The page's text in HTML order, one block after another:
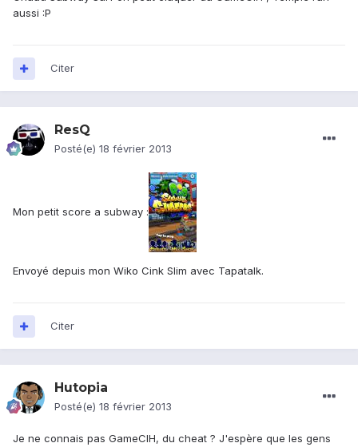
aussi :P
Citer
ResQ
Posté(e) 18 février 2013
Mon petit score a subway :
Envoyé depuis mon Wiko Cink Slim avec Tapatalk.
Citer
Hutopia
Posté(e) 18 février 2013
Je ne connais pas GameCIH, du cheat ? J'espère que les gens